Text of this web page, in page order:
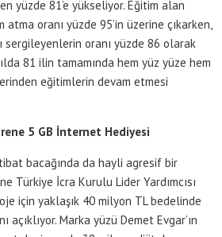
yüzde 81’e yükseliyor. Eğitim alan
oranı yüzde 95’in üzerine çıkarken,
sergileyenlerin oranı yüzde 86 olarak
81 ilin tamamında hem yüz yüze hem
eğitimlerin devam etmesi
5 GB İnternet Hediyesi
bacağında da hayli agresif bir
Türkiye İcra Kurulu Lider Yardımcısı
için yaklaşık 40 milyon TL bedelinde
açıklıyor. Marka yüzü Demet Evgar’ın